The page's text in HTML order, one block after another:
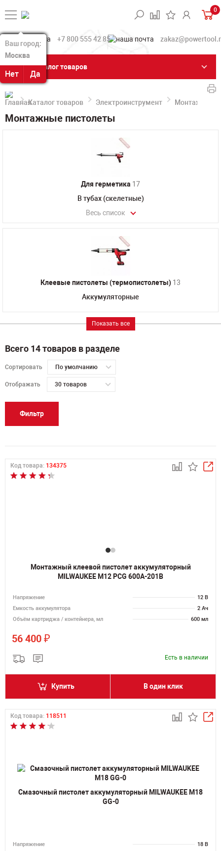
Ваш город:
Москва
Нет Да
Ваш город:
Москва
Нет Да
0
+7 800 555 42 85
Каталог товаров
Каталог товаров Электроинструмент Монтажные
Монтажные пистолеты
Для герметика 17
В тубах (скелетные)
Весь список
Клеевые пистолеты (термопистолеты) 13
Аккумуляторные
Показать все
Всего 14 товаров в разделе
Сортировать По умолчанию
Отображать 30 товаров
Фильтр
Код товара: 134375
Монтажный клеевой пистолет аккумуляторный
MILWAUKEE M12 PCG 600A-201B
Напряжение
12 В
Емкость аккумулятора
2 Ач
Объём картриджа / контейнера, мл
600 мл
56 400 ₽
Есть в наличии
Купить В один клик
Код товара: 118511
Смазочный пистолет аккумуляторный MILWAUKEE M18
GG-0
Напряжение
18 В